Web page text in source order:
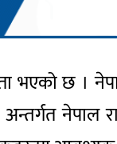
छ ।
नेपाल